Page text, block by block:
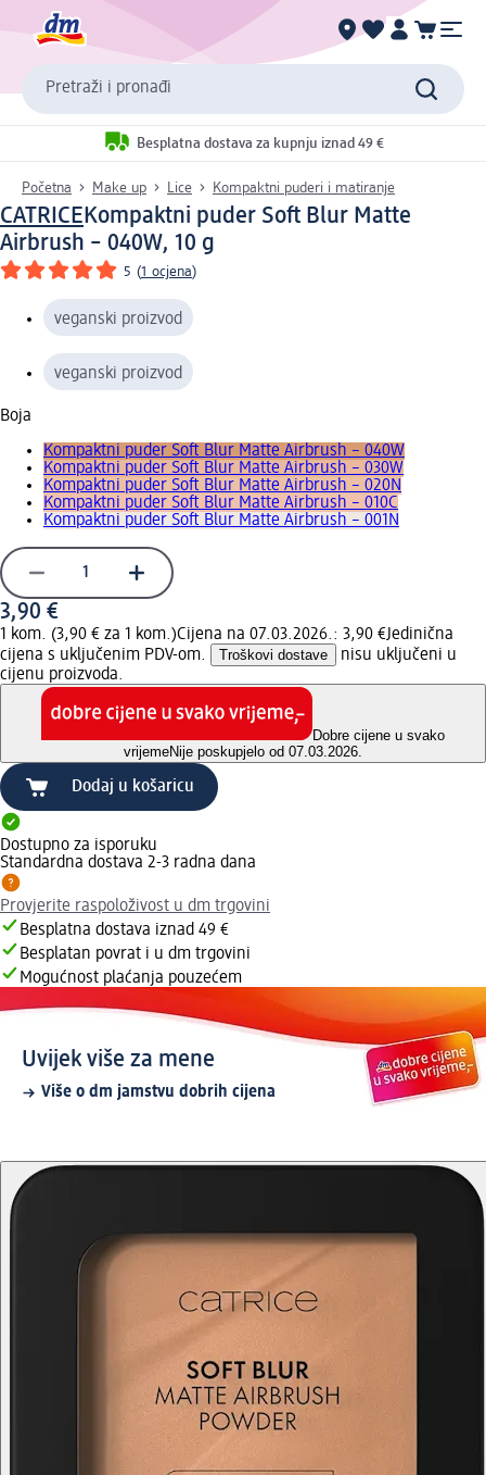
Pretraži i pronađi
Besplatna dostava za kupnju iznad 49 €
Početna Make up Lice Kompaktni puderi i matiranje
CATRICE Kompaktni puder Soft Blur Matte
Airbrush – 040W, 10 g
5 (1 ocjena)
veganski proizvod
veganski proizvod
Boja
Kompaktni puder Soft Blur Matte Airbrush – 040W
Kompaktni puder Soft Blur Matte Airbrush – 030W
Kompaktni puder Soft Blur Matte Airbrush – 020N
Kompaktni puder Soft Blur Matte Airbrush – 010C
Kompaktni puder Soft Blur Matte Airbrush – 001N
3,90 €
1 kom. (3,90 € za 1 kom.)Cijena na 07.03.2026.: 3,90 €Jedinična
cijena s uključenim PDV-om.
Troškovi dostave
nisu uključeni u
cijenu proizvoda.
Dobre cijene u svako
vrijemeNije poskupjelo od 07.03.2026.
Dodaj u košaricu
Dostupno za isporuku
Standardna dostava 2-3 radna dana
Provjerite raspoloživost u dm trgovini
Besplatna dostava iznad 49 €
Besplatan povrat i u dm trgovini
Mogućnost plaćanja pouzećem
Uvijek više za mene
Više o dm jamstvu dobrih cijena